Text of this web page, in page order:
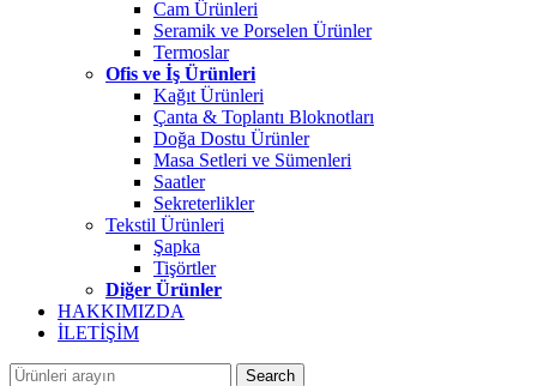
Cam Ürünleri
Seramik ve Porselen Ürünler
Termoslar
Ofis ve İş Ürünleri
Kağıt Ürünleri
Çanta & Toplantı Bloknotları
Doğa Dostu Ürünler
Masa Setleri ve Sümenleri
Saatler
Sekreterlikler
Tekstil Ürünleri
Şapka
Tişörtler
Diğer Ürünler
HAKKIMIZDA
İLETİŞİM
Search